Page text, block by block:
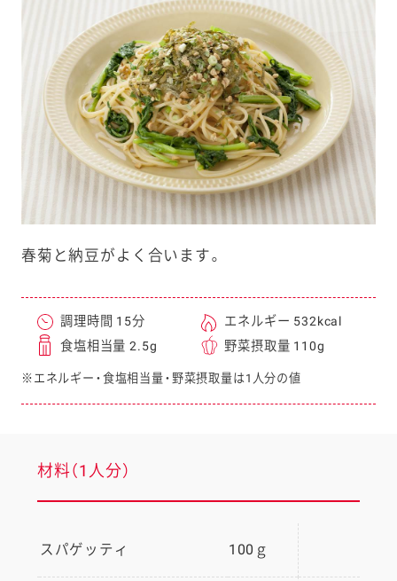
春菊と納豆がよく合います。
調理時間 15分
エネルギー 532kcal
食塩相当量 2.5g
野菜摂取量 110g
※エネルギー・食塩相当量・野菜摂取量は1人分の値
材料（1人分）
スパゲッティ 100ｇ